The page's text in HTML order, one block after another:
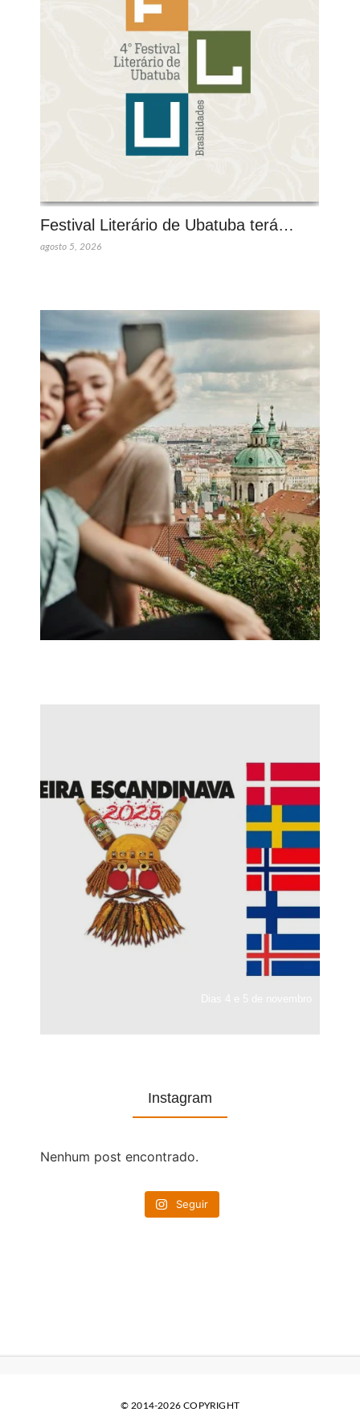
Festival Literário de Ubatuba terá…
agosto 5, 2026
Instagram
Nenhum post encontrado.
Seguir
© 2014-2026 COPYRIGHT